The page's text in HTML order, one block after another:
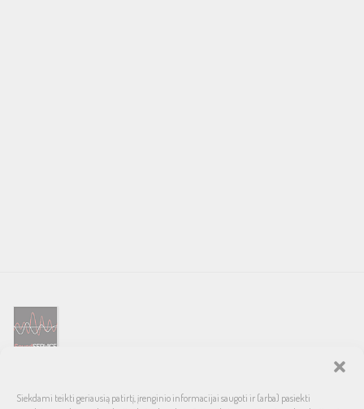
Siekdami teikti geriausią patirtį, įrenginio informacijai saugoti ir (arba) pasiekti
pasaulinio garso, laiko patikrintais namų bei automobilinės garso